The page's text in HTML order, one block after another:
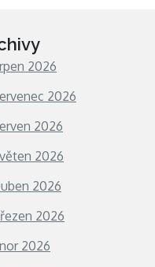
2026
2026
2026
2026
2026
2026
2026